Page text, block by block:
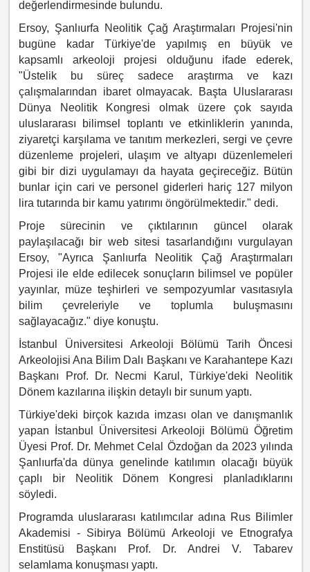
değerlendirmesinde bulundu.
Ersoy, Şanlıurfa Neolitik Çağ Araştırmaları Projesi'nin
bugüne kadar Türkiye'de yapılmış en büyük ve
kapsamlı arkeoloji projesi olduğunu ifade ederek,
"Üstelik bu süreç sadece araştırma ve kazı
çalışmalarından ibaret olmayacak. Başta Uluslararası
Dünya Neolitik Kongresi olmak üzere çok sayıda
uluslararası bilimsel toplantı ve etkinliklerin yanında,
ziyaretçi karşılama ve tanıtım merkezleri, sergi ve çevre
düzenleme projeleri, ulaşım ve altyapı düzenlemeleri
gibi bir dizi uygulamayı da hayata geçireceğiz. Bütün
bunlar için cari ve personel giderleri hariç 127 milyon
lira tutarında bir kamu yatırımı öngörülmektedir." dedi.
Proje sürecinin ve çıktılarının güncel olarak
paylaşılacağı bir web sitesi tasarlandığını vurgulayan
Ersoy, "Ayrıca Şanlıurfa Neolitik Çağ Araştırmaları
Projesi ile elde edilecek sonuçların bilimsel ve popüler
yayınlar, müze teşhirleri ve sempozyumlar vasıtasıyla
bilim çevreleriyle ve toplumla buluşmasını
sağlayacağız." diye konuştu.
İstanbul Üniversitesi Arkeoloji Bölümü Tarih Öncesi
Arkeolojisi Ana Bilim Dalı Başkanı ve Karahantepe Kazı
Başkanı Prof. Dr. Necmi Karul, Türkiye'deki Neolitik
Dönem kazılarına ilişkin detaylı bir sunum yaptı.
Türkiye'deki birçok kazıda imzası olan ve danışmanlık
yapan İstanbul Üniversitesi Arkeoloji Bölümü Öğretim
Üyesi Prof. Dr. Mehmet Celal Özdoğan da 2023 yılında
Şanlıurfa'da dünya genelinde katılımın olacağı büyük
çaplı bir Neolitik Dönem Kongresi planladıklarını
söyledi.
Programda uluslararası katılımcılar adına Rus Bilimler
Akademisi - Sibirya Bölümü Arkeoloji ve Etnografya
Enstitüsü Başkanı Prof. Dr. Andrei V. Tabarev
selamlama konuşması yaptı.